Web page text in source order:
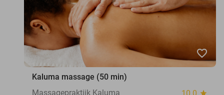
favorite_border
Kaluma massage (50 min)
Massagepraktijk Kaluma
star